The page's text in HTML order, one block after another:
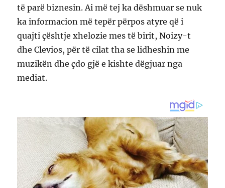
të parë biznesin. Ai më tej ka dëshmuar se nuk
ka informacion më tepër përpos atyre që i
quajti çështje xhelozie mes të birit, Noizy-t
dhe Clevios, për të cilat tha se lidheshin me
muzikën dhe çdo gjë e kishte dëgjuar nga
mediat.